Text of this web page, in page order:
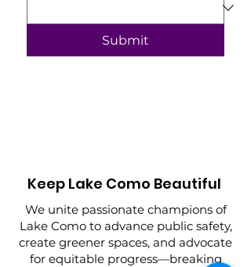
Submit
Keep Lake Como Beautiful
We unite passionate champions of
Lake Como to advance public safety,
create greener spaces, and advocate
for equitable progress—breaking